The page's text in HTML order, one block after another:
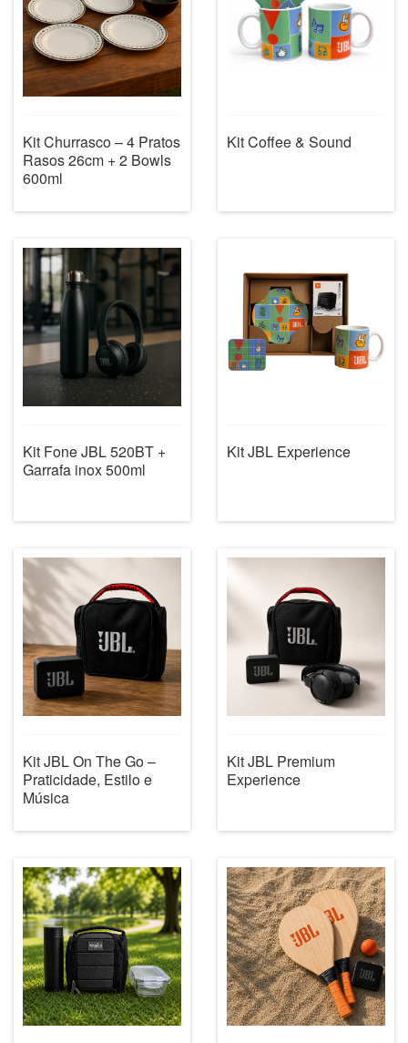
Kit Churrasco – 4 Pratos
Rasos 26cm + 2 Bowls
600ml
Kit Coffee & Sound
Kit Fone JBL 520BT +
Garrafa inox 500ml
Kit JBL Experience
Kit JBL On The Go –
Praticidade, Estilo e
Música
Kit JBL Premium
Experience